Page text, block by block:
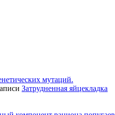
мутаций.
Затрудненная яйцекладка